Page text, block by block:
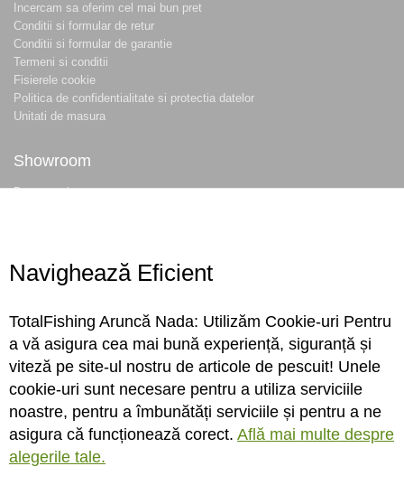
Incercam sa oferim cel mai bun pret
Conditii si formular de retur
Conditii si formular de garantie
Termeni si conditii
Fisierele cookie
Politica de confidentialitate si protectia datelor
Unitati de masura
Showroom
Despre noi
Conecteaza-te
Sa ne cunoastem mai bine. Vino alaturi de noi pe reteaua ta preferata. Te
asteptam cu stiri, surprize, concursuri, premii ...
Navighează Eficient
TotalFishing Aruncă Nada: Utilizăm Cookie-uri Pentru
a vă asigura cea mai bună experiență, siguranță și
viteză pe site-ul nostru de articole de pescuit! Unele
cookie-uri sunt necesare pentru a utiliza serviciile
noastre, pentru a îmbunătăți serviciile și pentru a ne
asigura că funcționează corect. Află mai multe despre
alegerile tale.